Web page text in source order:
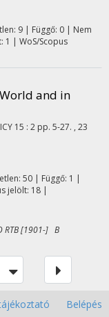
9 | Függő: 0 | Nem
1 | WoS/Scopus
and in
15 : 2 pp. 5-27. , 23
50 | Függő: 1 |
jelölt: 18 |
RTB [1901-] B
Belépés